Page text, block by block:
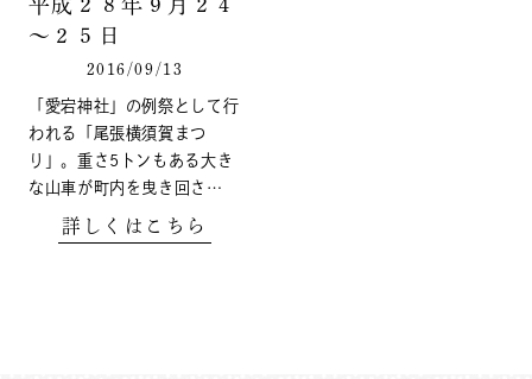
平成２８年９月２４
～２５日
2016/09/13
「愛宕神社」の例祭として行
われる「尾張横須賀まつ
り」。重さ5トンもある大き
な山車が町内を曳き回さ…
詳しくはこちら